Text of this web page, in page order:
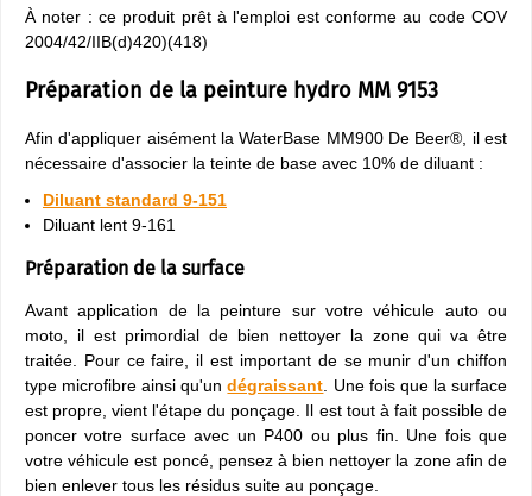
À noter : ce produit prêt à l'emploi est conforme au code COV
2004/42/IIB(d)420)(418)
Préparation de la peinture hydro MM 9153
Afin d'appliquer aisément la WaterBase MM900 De Beer®, il est
nécessaire d'associer la teinte de base avec 10% de diluant :
Diluant standard 9-151
Diluant lent 9-161
Préparation de la surface
Avant application de la peinture sur votre véhicule auto ou
moto, il est primordial de bien nettoyer la zone qui va être
traitée. Pour ce faire, il est important de se munir d'un chiffon
type microfibre ainsi qu'undégraissant . Une fois que la surface
est propre, vient l'étape du ponçage. Il est tout à fait possible de
poncer votre surface avec un P400 ou plus fin. Une fois que
votre véhicule est poncé, pensez à bien nettoyer la zone afin de
bien enlever tous les résidus suite au ponçage.